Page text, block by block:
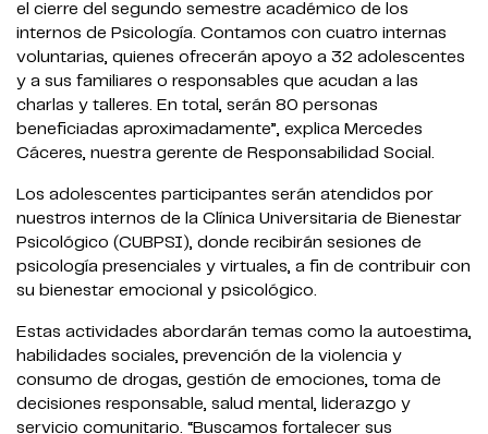
el cierre del segundo semestre académico de los
internos de Psicología. Contamos con cuatro internas
voluntarias, quienes ofrecerán apoyo a 32 adolescentes
y a sus familiares o responsables que acudan a las
charlas y talleres. En total, serán 80 personas
beneficiadas aproximadamente”, explica Mercedes
Cáceres, nuestra gerente de Responsabilidad Social.
Los adolescentes participantes serán atendidos por
nuestros internos de la Clínica Universitaria de Bienestar
Psicológico (CUBPSI), donde recibirán sesiones de
psicología presenciales y virtuales, a fin de contribuir con
su bienestar emocional y psicológico.
Estas actividades abordarán temas como la autoestima,
habilidades sociales, prevención de la violencia y
consumo de drogas, gestión de emociones, toma de
decisiones responsable, salud mental, liderazgo y
servicio comunitario. “Buscamos fortalecer sus